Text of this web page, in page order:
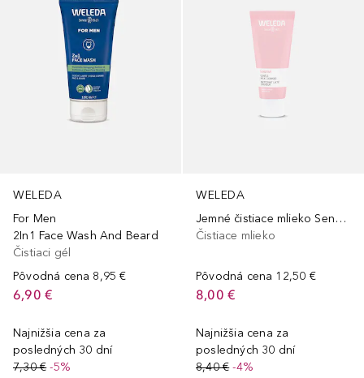
WELEDA
For Men
2In1 Face Wash And Beard
Čistiaci gél
Pôvodná cena 8,95 €
6,90 €
Najnižšia cena za
posledných 30 dní
7,30 €-5%
WELEDA
Jemné čistiace mlieko Sensitive
Čistiace mlieko
Pôvodná cena 12,50 €
8,00 €
Najnižšia cena za
posledných 30 dní
8,40 €-4%